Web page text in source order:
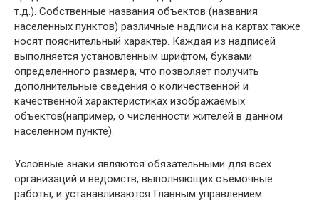
т.д.). Собственные названия объектов (названия
населенных пунктов) различные надписи на картах также
носят пояснительный характер. Каждая из надписей
выполняется установленным шрифтом, буквами
определенного размера, что позволяет получить
дополнительные сведения о количественной и
качественной характеристиках изображаемых
объектов(например, о численности жителей в данном
населенном пункте).
Условные знаки являются обязательными для всех
организаций и ведомств, выполняющих съемочные
работы, и устанавливаются Главным управлением